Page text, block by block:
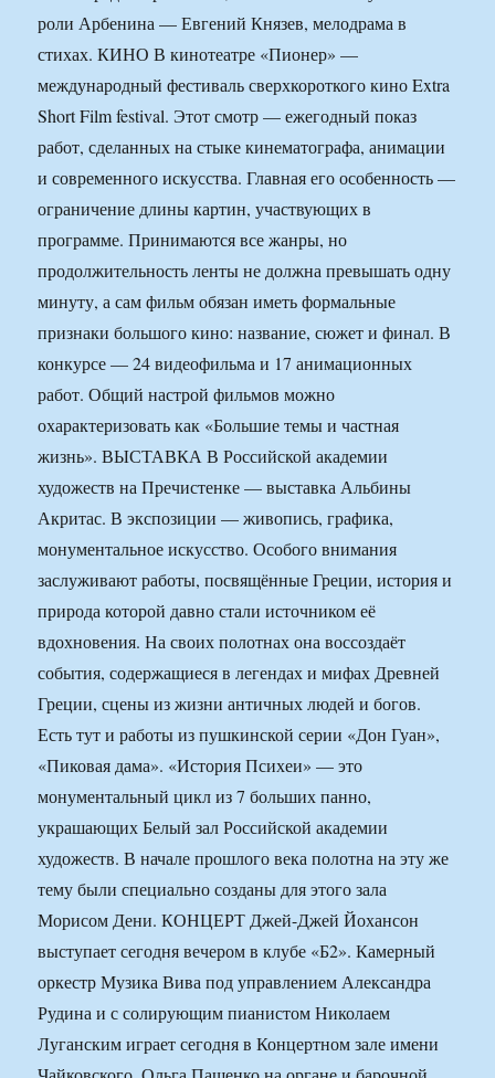
роли Арбенина — Евгений Князев, мелодрама в
стихах. КИНО В кинотеатре «Пионер» —
международный фестиваль сверхкороткого кино Extra
Short Film festival. Этот смотр — ежегодный показ
работ, сделанных на стыке кинематографа, анимации
и современного искусства. Главная его особенность —
ограничение длины картин, участвующих в
программе. Принимаются все жанры, но
продолжительность ленты не должна превышать одну
минуту, а сам фильм обязан иметь формальные
признаки большого кино: название, сюжет и финал. В
конкурсе — 24 видеофильма и 17 анимационных
работ. Общий настрой фильмов можно
охарактеризовать как «Большие темы и частная
жизнь». ВЫСТАВКА В Российской академии
художеств на Пречистенке — выставка Альбины
Акритас. В экспозиции — живопись, графика,
монументальное искусство. Особого внимания
заслуживают работы, посвящённые Греции, история и
природа которой давно стали источником её
вдохновения. На своих полотнах она воссоздаёт
события, содержащиеся в легендах и мифах Древней
Греции, сцены из жизни античных людей и богов.
Есть тут и работы из пушкинской серии «Дон Гуан»,
«Пиковая дама». «История Психеи» — это
монументальный цикл из 7 больших панно,
украшающих Белый зал Российской академии
художеств. В начале прошлого века полотна на эту же
тему были специально созданы для этого зала
Морисом Дени. КОНЦЕРТ Джей-Джей Йохансон
выступает сегодня вечером в клубе «Б2». Камерный
оркестр Музика Вива под управлением Александра
Рудина и с солирующим пианистом Николаем
Луганским играет сегодня в Концертном зале имени